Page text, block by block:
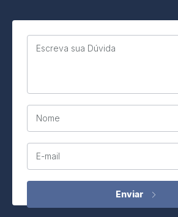
Escreva sua Dúvida
Nome
E-mail